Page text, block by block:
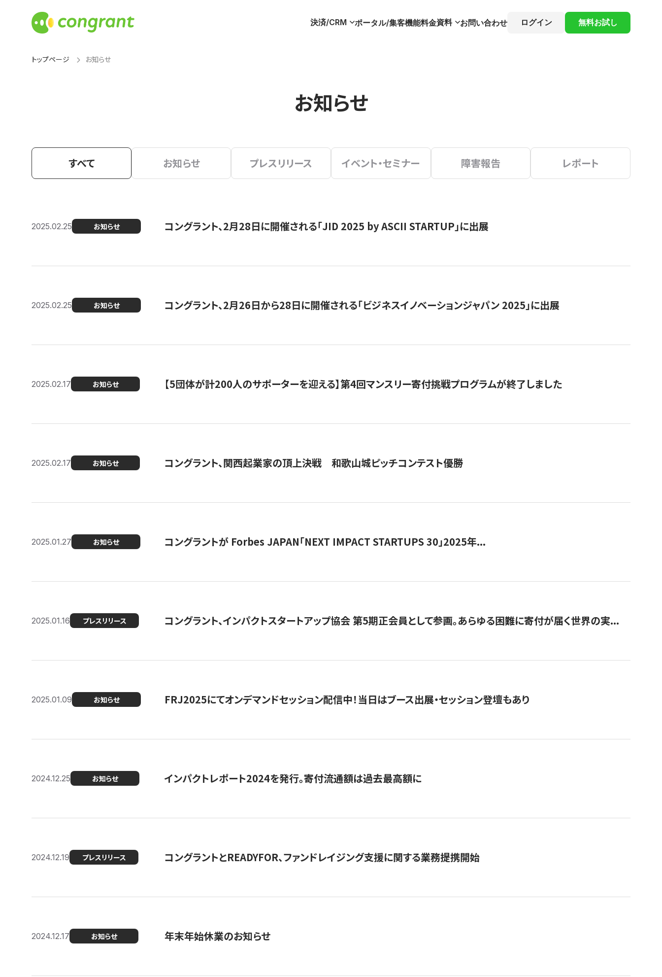
決済/CRM ポータル/集客機能料金資料 お問い合わせ ログイン 無料お試し
トップページ お知らせ
お知らせ
すべて お知らせ プレスリリース イベント・セミナー 障害報告 レポート
2025.02.25 お知らせ コングラント、2月28日に開催される「JID 2025 by ASCII STARTUP」に出展
2025.02.25 お知らせ コングラント、2月26日から28日に開催される「ビジネスイノベーションジャパン 2025」に出展
2025.02.17 お知らせ 【5団体が計200人のサポーターを迎える】​​第4回マンスリー寄付挑戦プログラムが終了しました
2025.02.17 お知らせ コングラント、関西起業家の頂上決戦 和歌山城ピッチコンテスト優勝
2025.01.27 お知らせ コングラントが Forbes JAPAN「NEXT IMPACT STARTUPS 30」2025年...
2025.01.16 プレスリリース コングラント、インパクトスタートアップ協会 第5期正会員として参画。あらゆる困難に寄付が届く世界の実...
2025.01.09 お知らせ FRJ2025にてオンデマンドセッション配信中！当日はブース出展・セッション登壇もあり
2024.12.25 お知らせ インパクトレポート2024を発行。寄付流通額は過去最高額に
2024.12.19 プレスリリース コングラントとREADYFOR、ファンドレイジング支援に関する業務提携開始
2024.12.17 お知らせ 年末年始休業のお知らせ